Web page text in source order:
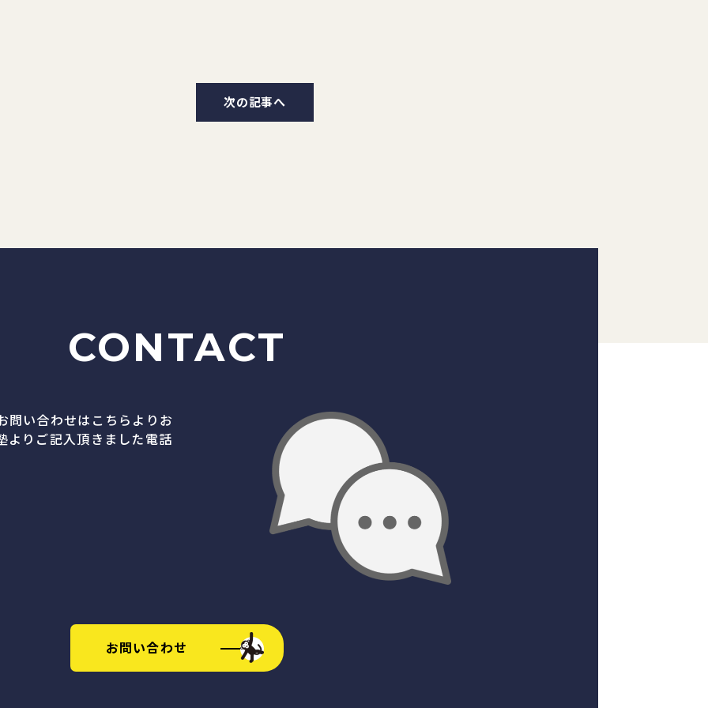
次の記事へ
CONTACT
問い合わせはこちらよりお
よりご記入頂きました電話
お問い合わせ